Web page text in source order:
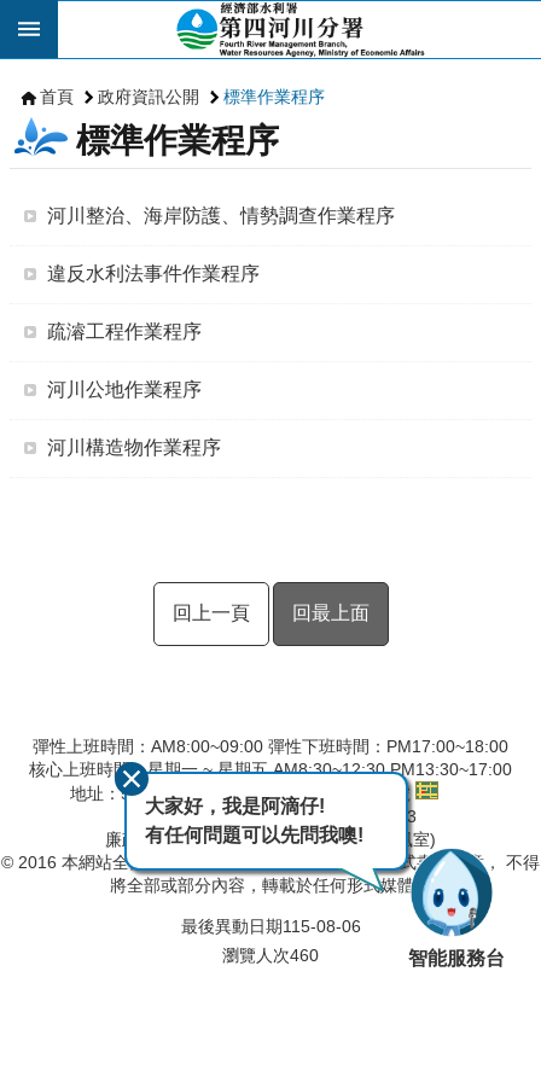
跳到主要內容區塊
首頁 政府資訊公開 標準作業程序
標準作業程序
河川整治、海岸防護、情勢調查作業程序
違反水利法事件作業程序
疏濬工程作業程序
河川公地作業程序
河川構造物作業程序
回上一頁 回最上面
彈性上班時間：AM8:00~09:00 彈性下班時間：PM17:00~18:00
核心上班時間：星期一 ~ 星期五 AM8:30~12:30 PM13:30~17:00
地址：524001彰化縣溪州鄉中山路三段640號
總機：04-8897773 傳真：04-8896443
廉政專線-04-8898270(第四河川分署政風室)
© 2016 本網站全部圖文版權係屬本分署所有，非經正式書面同意， 不得
將全部或部分內容，轉載於任何形式媒體。
最後異動日期115-08-06
瀏覽人次460
大家好，我是阿滴仔!
有任何問題可以先問我噢!
智能服務台